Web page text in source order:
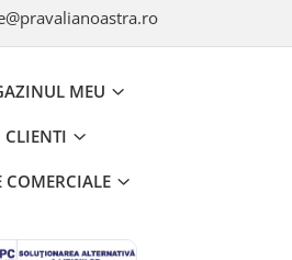
MEU
CLIENTI
COMERCIALE